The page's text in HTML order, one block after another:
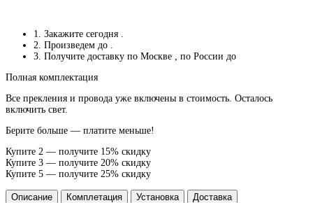
1. Закажите сегодня
2. Произведем до
3. Получите доставку по Москве
, по России до
Полная комплектация
Все прекления и провода уже включены в стоимость. Осталось
включить свет.
Берите больше — платите меньше!
Купите 2 — получите 15% скидку
Купите 3 — получите 20% скидку
Купите 5 — получите 25% скидку
Описание Комплетация Установка
Доставка